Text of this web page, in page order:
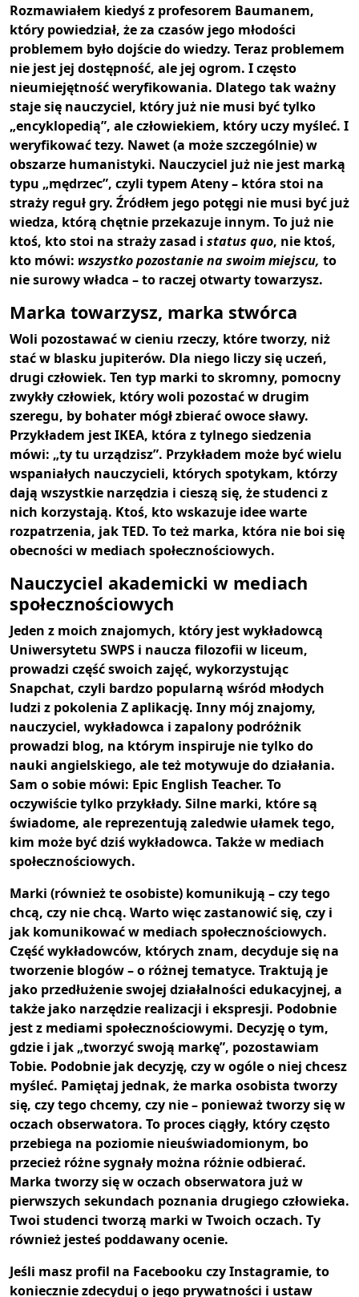
Rozmawiałem kiedyś z profesorem Baumanem,
który powiedział, że za czasów jego młodości
problemem było dojście do wiedzy. Teraz problemem
nie jest jej dostępność, ale jej ogrom. I często
nieumiejętność weryfikowania. Dlatego tak ważny
staje się nauczyciel, który już nie musi być tylko
„encyklopedią”, ale człowiekiem, który uczy myśleć. I
weryfikować tezy. Nawet (a może szczególnie) w
obszarze humanistyki. Nauczyciel już nie jest marką
typu „mędrzec”, czyli typem Ateny – która stoi na
straży reguł gry. Źródłem jego potęgi nie musi być już
wiedza, którą chętnie przekazuje innym. To już nie
ktoś, kto stoi na straży zasad i status quo, nie ktoś,
kto mówi: wszystko pozostanie na swoim miejscu, to
nie surowy władca – to raczej otwarty towarzysz.
Marka towarzysz, marka stwórca
Woli pozostawać w cieniu rzeczy, które tworzy, niż
stać w blasku jupiterów. Dla niego liczy się uczeń,
drugi człowiek. Ten typ marki to skromny, pomocny
zwykły człowiek, który woli pozostać w drugim
szeregu, by bohater mógł zbierać owoce sławy.
Przykładem jest IKEA, która z tylnego siedzenia
mówi: „ty tu urządzisz”. Przykładem może być wielu
wspaniałych nauczycieli, których spotykam, którzy
dają wszystkie narzędzia i cieszą się, że studenci z
nich korzystają. Ktoś, kto wskazuje idee warte
rozpatrzenia, jak TED. To też marka, która nie boi się
obecności w mediach społecznościowych.
Nauczyciel akademicki w mediach
społecznościowych
Jeden z moich znajomych, który jest wykładowcą
Uniwersytetu SWPS i naucza filozofii w liceum,
prowadzi część swoich zajęć, wykorzystując
Snapchat, czyli bardzo popularną wśród młodych
ludzi z pokolenia Z aplikację. Inny mój znajomy,
nauczyciel, wykładowca i zapalony podróżnik
prowadzi blog, na którym inspiruje nie tylko do
nauki angielskiego, ale też motywuje do działania.
Sam o sobie mówi: Epic English Teacher. To
oczywiście tylko przykłady. Silne marki, które są
świadome, ale reprezentują zaledwie ułamek tego,
kim może być dziś wykładowca. Także w mediach
społecznościowych.
Marki (również te osobiste) komunikują – czy tego
chcą, czy nie chcą. Warto więc zastanowić się, czy i
jak komunikować w mediach społecznościowych.
Część wykładowców, których znam, decyduje się na
tworzenie blogów – o różnej tematyce. Traktują je
jako przedłużenie swojej działalności edukacyjnej, a
także jako narzędzie realizacji i ekspresji. Podobnie
jest z mediami społecznościowymi. Decyzję o tym,
gdzie i jak „tworzyć swoją markę”, pozostawiam
Tobie. Podobnie jak decyzję, czy w ogóle o niej chcesz
myśleć. Pamiętaj jednak, że marka osobista tworzy
się, czy tego chcemy, czy nie – ponieważ tworzy się w
oczach obserwatora. To proces ciągły, który często
przebiega na poziomie nieuświadomionym, bo
przecież różne sygnały można różnie odbierać.
Marka tworzy się w oczach obserwatora już w
pierwszych sekundach poznania drugiego człowieka.
Twoi studenci tworzą marki w Twoich oczach. Ty
również jesteś poddawany ocenie.
Jeśli masz profil na Facebooku czy Instagramie, to
koniecznie zdecyduj o jego prywatności i ustaw